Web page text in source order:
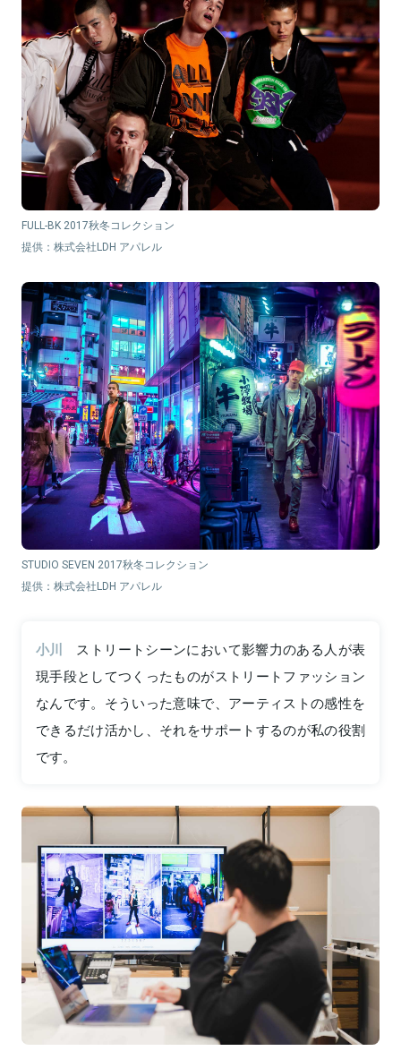
FULL-BK 2017秋冬コレクション
提供：株式会社LDH アパレル
STUDIO SEVEN 2017秋冬コレクション
提供：株式会社LDH アパレル
小川
ストリートシーンにおいて影響力のある人が表
現手段としてつくったものがストリートファッション
なんです。そういった意味で、アーティストの感性を
できるだけ活かし、それをサポートするのが私の役割
です。